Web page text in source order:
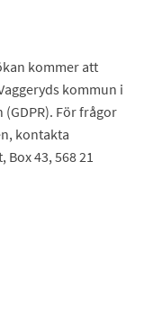
kommer att
kommun i
För frågor
kontakta
43, 568 21